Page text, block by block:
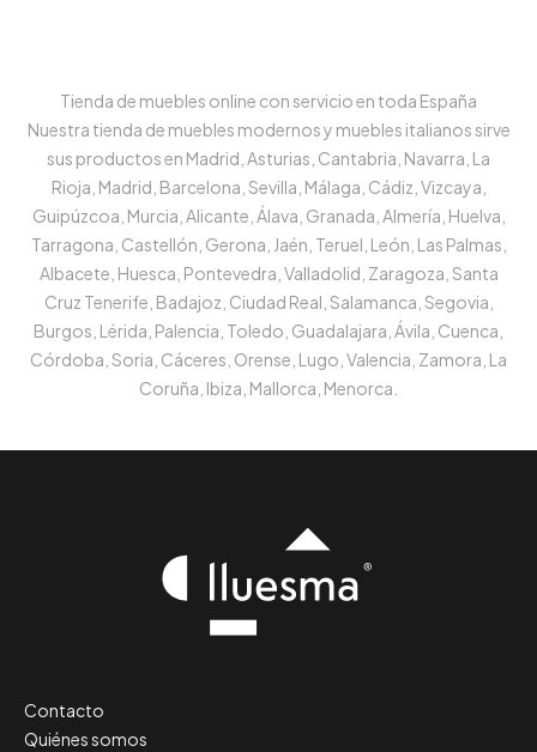
Tienda de muebles online con servicio en toda España
Nuestra tienda de muebles modernos y muebles italianos sirve
sus productos en Madrid, Asturias, Cantabria, Navarra, La
Rioja, Madrid, Barcelona, Sevilla, Málaga, Cádiz, Vizcaya,
Guipúzcoa, Murcia, Alicante, Álava, Granada, Almería, Huelva,
Tarragona, Castellón, Gerona, Jaén, Teruel, León, Las Palmas,
Albacete, Huesca, Pontevedra, Valladolid, Zaragoza, Santa
Cruz Tenerife, Badajoz, Ciudad Real, Salamanca, Segovia,
Burgos, Lérida, Palencia, Toledo, Guadalajara, Ávila, Cuenca,
Córdoba, Soria, Cáceres, Orense, Lugo, Valencia, Zamora, La
Coruña, Ibiza, Mallorca, Menorca.
Contacto
Quiénes somos